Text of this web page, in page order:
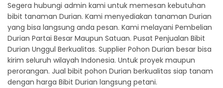
Segera hubungi admin kami untuk memesan kebutuhan
bibit tanaman Durian. Kami menyediakan tanaman Durian
yang bisa langsung anda pesan. Kami melayani Pembelian
Durian Partai Besar Maupun Satuan. Pusat Penjualan Bibit
Durian Unggul Berkualitas. Supplier Pohon Durian besar bisa
kirim seluruh wilayah Indonesia. Untuk proyek maupun
perorangan. Jual bibit pohon Durian berkualitas siap tanam
dengan harga Bibit Durian langsung petani.